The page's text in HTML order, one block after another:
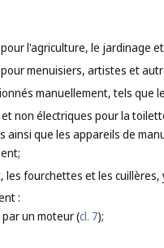
l'agriculture, le jardinage
menuisiers, artistes et
manuellement, tels que
non électriques pour la
que les appareils de
fourchettes et les cuillères,
:
un moteur (cl. 7);